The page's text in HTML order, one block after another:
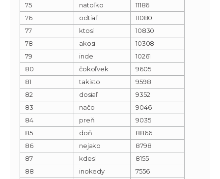
75
natoľko
11186
76
odtiaľ
11080
77
ktosi
10830
78
akosi
10308
79
inde
10261
80
čokoľvek
9605
81
takisto
9598
82
dosiaľ
9352
83
načo
9046
84
preň
9035
85
doň
8866
86
nejako
8798
87
kdesi
8155
88
inokedy
7556